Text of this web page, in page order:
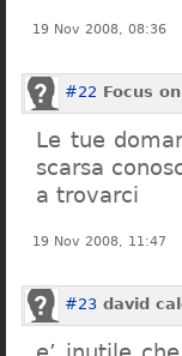
19 Nov 2008, 08:36
#22 Focus
Le tue
scarsa
a trovarci
19 Nov 2008, 11:47
#23 david